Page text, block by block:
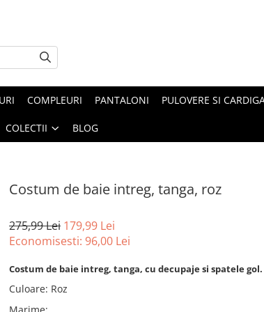
COMPLEURI PANTALONI PULOVERE SI
COLECTII BLOG
Costum de baie intreg, tanga, roz
275,99 Lei 179,99 Lei
Economisesti: 96,00 Lei
Costum de baie intreg, tanga, cu decupaje si spatele gol.
Culoare: Roz